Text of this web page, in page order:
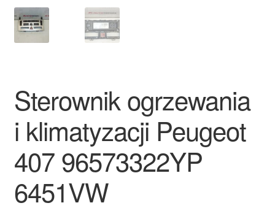
Skarga
Zasady i warunki
Sterownik ogrzewania
i klimatyzacji Peugeot
407 96573322YP
6451VW